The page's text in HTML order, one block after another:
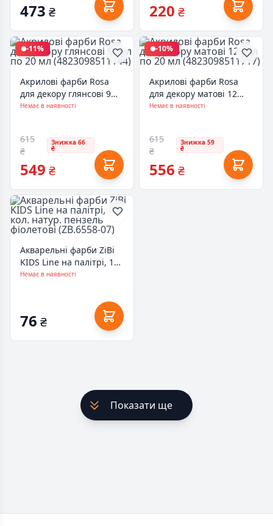
473 ₴ 220 ₴
-11%
Акрилові фарби Rosa
для декору глянсові 9
кол по 20 мл
Немає в наявності
615
₴
Знижка 66
₴
549 ₴
-10%
Акрилові фарби Rosa
для декору матові 12
кол по 20 мл
Немає в наявності
615
₴
Знижка 59
₴
556 ₴
Акварельні фарби ZiBi
KIDS Line на палітрі, 12
кол. натур. пензель
Немає в наявності
76 ₴
Показати ще
Footer